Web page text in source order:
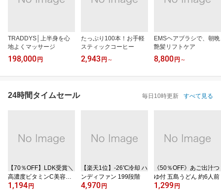
TRADDYS│上半身を心
地よくマッサージ
198,000 円
たっぷり100本！お手軽
スティックコーヒー
2,943 円 ～
EMSヘアブラシで、朝晩
艶髪リフトケア
8,800 円 ～
24時間タイムセール 毎日10時更新 すべて見る
【70％OFF】LDK受賞＼
高濃度ビタミンC美容液
／
1,194 円
【楽天1位】‐26℃冷却 ハ
ンディファン 199段階
4,970 円
《50％OFF》あご出汁つ
ゆ付 五島うどん 約6人前
1,299 円